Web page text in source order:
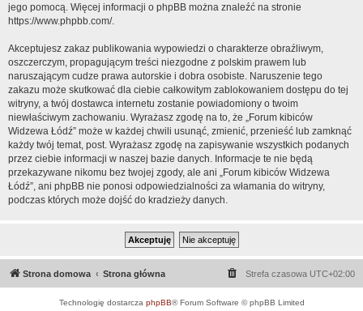
jego pomocą. Więcej informacji o phpBB można znaleźć na stronie
https://www.phpbb.com/.
Akceptujesz zakaz publikowania wypowiedzi o charakterze obraźliwym,
oszczerczym, propagującym treści niezgodne z polskim prawem lub
naruszającym cudze prawa autorskie i dobra osobiste. Naruszenie tego
zakazu może skutkować dla ciebie całkowitym zablokowaniem dostępu do tej
witryny, a twój dostawca internetu zostanie powiadomiony o twoim
niewłaściwym zachowaniu. Wyrażasz zgodę na to, że „Forum kibiców
Widzewa Łódź” może w każdej chwili usunąć, zmienić, przenieść lub zamknąć
każdy twój temat, post. Wyrażasz zgodę na zapisywanie wszystkich podanych
przez ciebie informacji w naszej bazie danych. Informacje te nie będą
przekazywane nikomu bez twojej zgody, ale ani „Forum kibiców Widzewa
Łódź”, ani phpBB nie ponosi odpowiedzialności za włamania do witryny,
podczas których może dojść do kradzieży danych.
Strona domowa Strona główna Strefa czasowa UTC+02:00
Technologię dostarcza phpBB® Forum Software © phpBB Limited